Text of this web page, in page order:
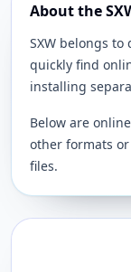
About the
SXW belongs
quickly find
installing
Below are
other formats
files.